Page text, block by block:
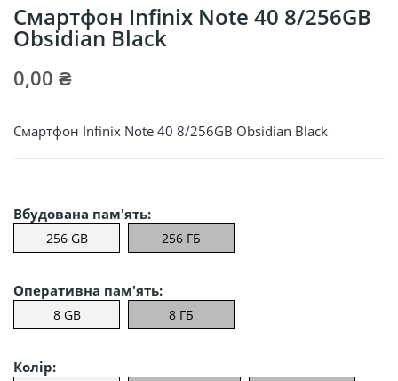
Смартфон Infinix Note 40 8/256GB
Obsidian Black
0,00 ₴
Смартфон Infinix Note 40 8/256GB Obsidian Black
Вбудована пам'ять:
256 GB 256 ГБ
Оперативна пам'ять:
8 GB 8 ГБ
Колір: